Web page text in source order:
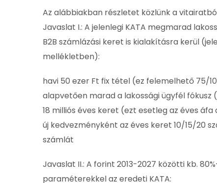
Az alábbiakban részletet közlünk a
Javaslat I.: A jelenlegi KATA megmarad
B2B számlázási keret is kialakításra kerül
mellékletben):
havi 50 ezer Ft fix tétel (ez felemelhető 75/
alapvetően marad a lakossági ügyfél fókusz
18 milliós éves keret (ezt esetleg az éves
új kedvezményként az éves keret 10/15/20
számlát
Javaslat II.: A forint 2013-2027 közötti kb.
paraméterekkel az eredeti KATA: